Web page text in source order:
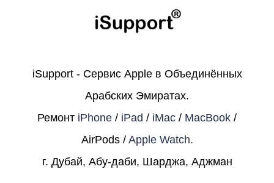
iSupport - Сервис Apple в Объединённых
Арабских Эмиратах.
Ремонт iPhone / iPad / iMac / MacBook /
AirPods / Apple Watch.
г. Дубай, Абу-даби, Шарджа, Аджман